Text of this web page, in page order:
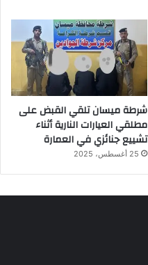
شرطة ميسان تلقي القبض على
مطلقي العيارات النارية أثناء
تشييع جنائزي في العمارة
25 أغسطس، 2025